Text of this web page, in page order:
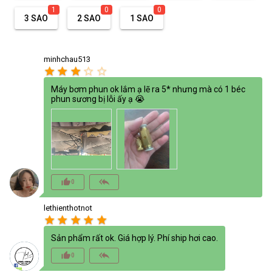
3 SAO
1
2 SAO
0
1 SAO
0
minhchau513
star star star star_border star_border
Máy bơm phun ok lắm ạ lẽ ra 5* nhưng mà có 1 béc
phun sương bị lỗi ấy ạ 😭
thumb_up_alt0 reply_all
lethienthotnot
star star star star star
Sản phẩm rất ok. Giá hợp lý. Phí ship hơi cao.
thumb_up_alt0 reply_all